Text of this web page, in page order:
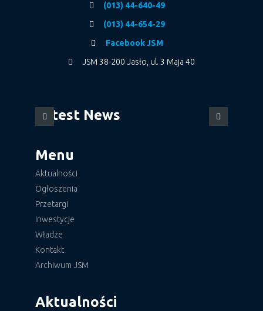
(013) 44-640-49
(013) 44-654-29
Facebook JSM
JSM 38-200 Jasło, ul. 3 Maja 40
Latest News
Menu
Aktualności
Ogłoszenia
Przetargi
Inwestycje
Władze
Kontakt
Archiwum JSM
Aktualności